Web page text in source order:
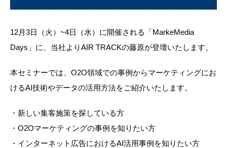
12月3日（火）~4日（水）に開催される「MarkeMedia
Days」に、当社よりAIR TRACKの藤原が登壇いたします。
本セミナーでは、O2O領域での事例からマーケティングにお
けるAI技術やデータの活用方法をご紹介いたします。
・新しい集客施策を探している方
・O2Oマーケティングの事例を知りたい方
・インターネット広告におけるAI活用事例を知りたい方